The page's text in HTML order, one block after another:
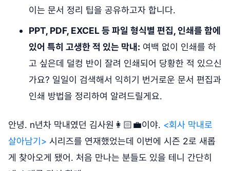
이는 문서 정리 팁을 공유하고자 합니다.
PPT, PDF, EXCEL 등 파일 형식별 편집, 인쇄를 함에
있어 특히 고생한 적 있는 막내: 여백 없이 인쇄를 하
고 싶은데 덜컹 반이 잘려 인쇄되어 당황한 적 있으신
가요? 일일이 검색해서 익히기 번거로운 문서 편집과
인쇄 방법을 정리하여 알려드릴게요.
안녕. n년차 막내였던 김사원👩🏻‍💼이야. <회사 막내로
살아남기> 시리즈를 연재했었는데 이번에 시즌 2로 새롭
게 찾아오게 됐어. 처음 만나는 분들도 있을 테니 간단히